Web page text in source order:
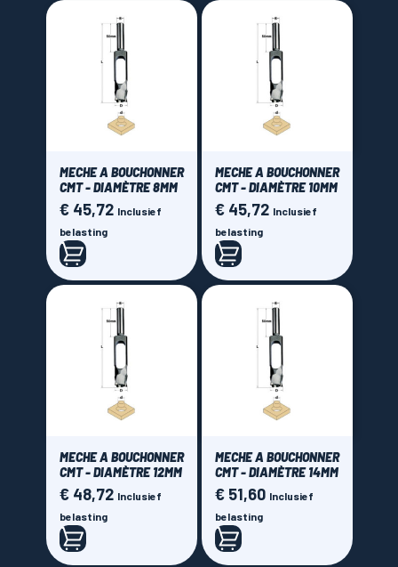
MECHE A BOUCHONNER
CMT - DIAMÈTRE 8MM
Prijs
€ 45,72 Inclusief
belasting
MECHE A BOUCHONNER
CMT - DIAMÈTRE 10MM
Prijs
€ 45,72 Inclusief
belasting
MECHE A BOUCHONNER
CMT - DIAMÈTRE 12MM
Prijs
€ 48,72 Inclusief
belasting
MECHE A BOUCHONNER
CMT - DIAMÈTRE 14MM
Prijs
€ 51,60 Inclusief
belasting